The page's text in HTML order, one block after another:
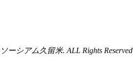
ーシアム久留米. ALL Rights Reserved